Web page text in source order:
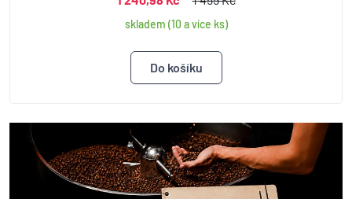
skladem (10 a více ks)